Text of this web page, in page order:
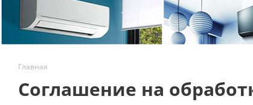
Главная
Соглашение на